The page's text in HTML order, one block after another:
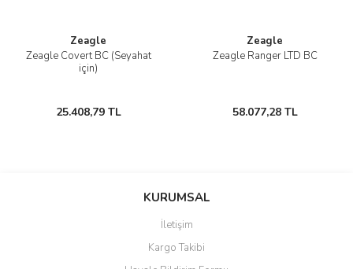
Zeagle
Zeagle Covert BC (Seyahat
için)
25.408,79 TL
Zeagle
Zeagle Ranger LTD BC
58.077,28 TL
KURUMSAL
İletişim
Kargo Takibi